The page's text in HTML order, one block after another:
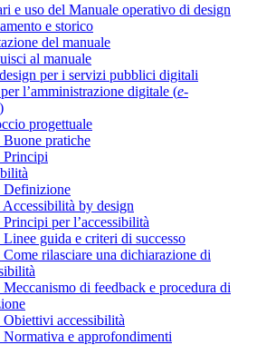
e uso del Manuale operativo di design
e storico
del manuale
al manuale
per i servizi pubblici digitali
l’amministrazione digitale (e-
)
progettuale
Buone pratiche
Principi
Definizione
Accessibilità by design
Principi per l’accessibilità
Linee guida e criteri di successo
Come rilasciare una dichiarazione di
Meccanismo di feedback e procedura di
Obiettivi accessibilità
Normativa e approfondimenti